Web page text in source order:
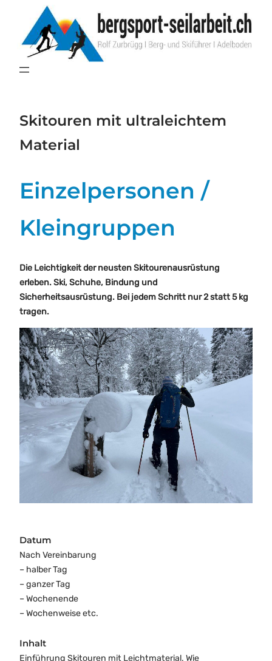
springen
Skitouren mit ultraleichtem
Material
Einzelpersonen /
Kleingruppen
Die Leichtigkeit der neusten Skitourenausrüstung
erleben. Ski, Schuhe, Bindung und
Sicherheitsausrüstung. Bei jedem Schritt nur 2 statt 5 kg
tragen.
Datum
Nach Vereinbarung
– halber Tag
– ganzer Tag
– Wochenende
– Wochenweise etc.
Inhalt
Einführung Skitouren mit Leichtmaterial. Wie